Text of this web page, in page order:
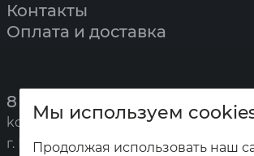
Контакты
Оплата и доставка
8 (391) 247-7777
kotel@zota.ru
г. Красноярск,
Мы используем
Продолжая использовать наш